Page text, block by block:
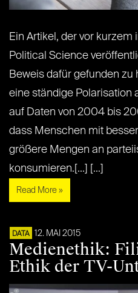
Ein Artikel, der vor
Political Science
Beweis dafür gefunden zu
eine ständige Polarisation
auf Daten von 2004 bis
dass Menschen mit
größere Mengen an
konsumieren.[...] [...]
Read More »
DATA 12. MAI 2015
Medienethik:
Ethik der TV-